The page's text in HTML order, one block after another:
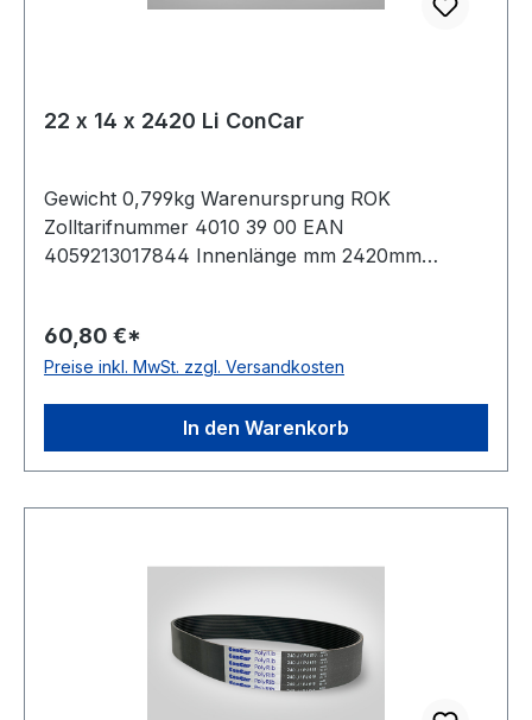
22 x 14 x 2420 Li ConCar
Gewicht 0,799kg Warenursprung ROK
Zolltarifnummer 4010 39 00 EAN
4059213017844 Innenlänge mm 2420mm
Ausführung ummantelt antistatisch ja Norm DIN
2215 Material Neoprene Zugstrang Polyester
60,80 €*
Preise inkl. MwSt. zzgl. Versandkosten
In den Warenkorb